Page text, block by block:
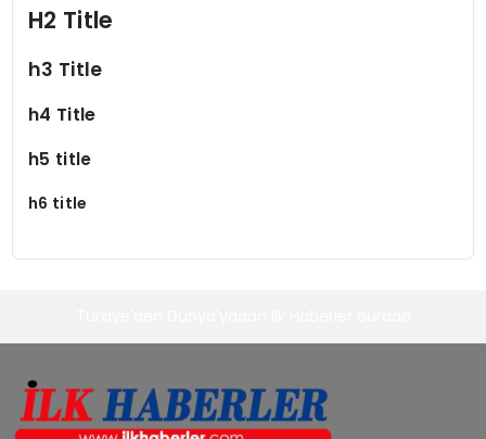
TEKNOLOJI
H2 Title
h3 Title
h4 Title
h5 title
h6 title